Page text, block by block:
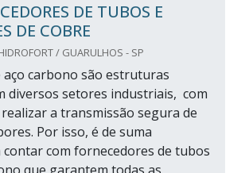
DE TUBOS E
DE COBRE
/ GUARULHOS - SP
aço carbono são estruturas
diversos setores industriais, com
a transmissão segura de
Por isso, é de suma
com fornecedores de tubos